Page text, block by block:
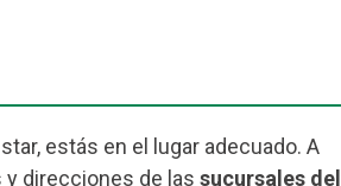
estás en el lugar adecuado. A
direcciones de las sucursales del